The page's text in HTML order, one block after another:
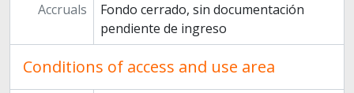
Accruals
Fondo cerrado, sin documentación
pendiente de ingreso
Conditions of access and use area